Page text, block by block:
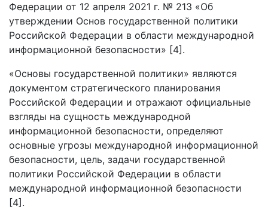
Федерации от 12 апреля 2021 г. № 213 «Об
утверждении Основ государственной политики
Российской Федерации в области международной
информационной безопасности» [4].
«Основы государственной политики» являются
документом стратегического планирования
Российской Федерации и отражают официальные
взгляды на сущность международной
информационной безопасности, определяют
основные угрозы международной информационной
безопасности, цель, задачи государственной
политики Российской Федерации в области
международной информационной безопасности
[4].